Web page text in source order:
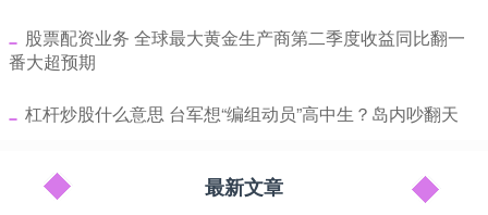
​股票配资业务 全球最大黄金生产商第二季度收益同比翻一
番大超预期
​杠杆炒股什么意思 台军想“编组动员”高中生？岛内吵翻天
最新文章